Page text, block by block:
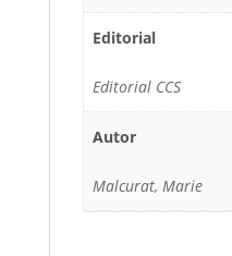
Editorial
Editorial CCS
Autor
Malcurat, Marie